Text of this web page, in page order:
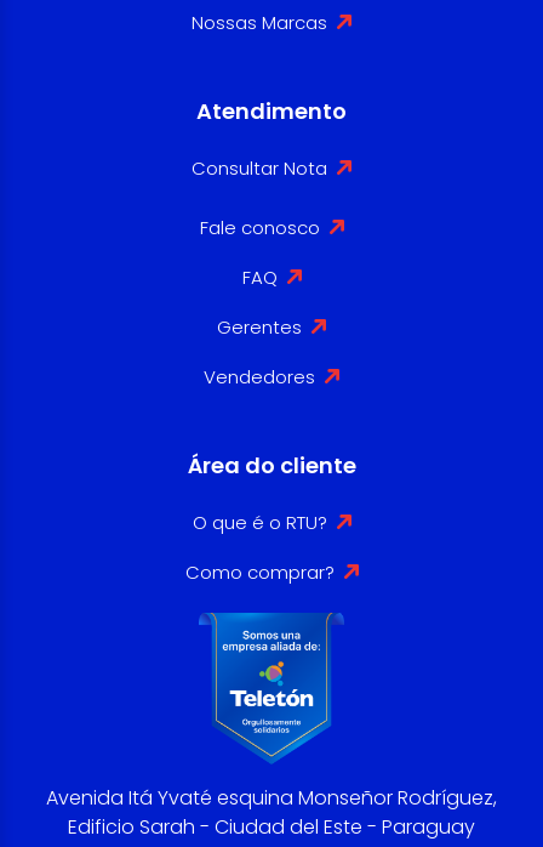
Nossas Marcas
Atendimento
Consultar Nota
Fale conosco
FAQ
Gerentes
Vendedores
Área do cliente
O que é o RTU?
Como comprar?
Avenida Itá Yvaté esquina Monseñor Rodríguez,
Edificio Sarah - Ciudad del Este - Paraguay